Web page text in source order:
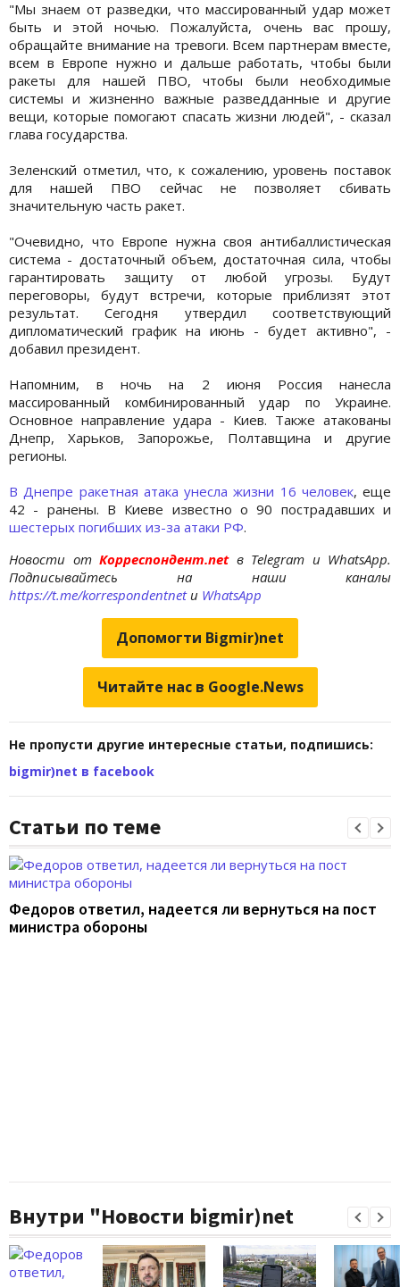
"Мы знаем от разведки, что массированный удар может
быть и этой ночью. Пожалуйста, очень вас прошу,
обращайте внимание на тревоги. Всем партнерам вместе,
всем в Европе нужно и дальше работать, чтобы были
ракеты для нашей ПВО, чтобы были необходимые
системы и жизненно важные разведданные и другие
вещи, которые помогают спасать жизни людей", - сказал
глава государства.
Зеленский отметил, что, к сожалению, уровень поставок
для нашей ПВО сейчас не позволяет сбивать
значительную часть ракет.
"Очевидно, что Европе нужна своя антибаллистическая
система - достаточный объем, достаточная сила, чтобы
гарантировать защиту от любой угрозы. Будут
переговоры, будут встречи, которые приблизят этот
результат. Сегодня утвердил соответствующий
дипломатический график на июнь - будет активно", -
добавил президент.
Напомним, в ночь на 2 июня Россия нанесла
массированный комбинированный удар по Украине.
Основное направление удара - Киев. Также атакованы
Днепр, Харьков, Запорожье, Полтавщина и другие
регионы.
В Днепре ракетная атака унесла жизни 16 человек, еще
42 - ранены. В Киеве известно о 90 пострадавших и
шестерых погибших из-за атаки РФ.
Новости отКорреспондент.net в Telegram и WhatsApp.
Подписывайтесь на наши каналы
https://t.me/korrespondentnetи WhatsApp
Допомогти Bigmir)net
Читайте нас в Google.News
Не пропусти другие интересные статьи, подпишись:
bigmir)net в facebook
Статьи по теме
Федоров ответил, надеется ли вернуться на пост
министра обороны
Внутри "Новости bigmir)net